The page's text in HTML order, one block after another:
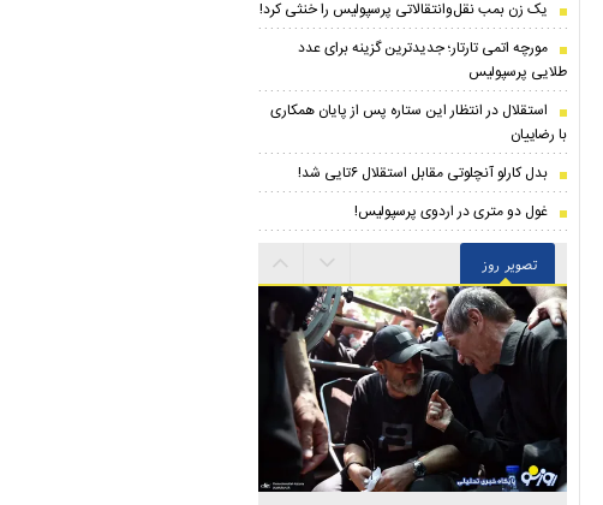
یک زن بمب نقل‌وانتقالاتی پرسپولیس را خنثی کرد!
مورچه اتمی تارتار؛ جدیدترین گزینه برای عدد
طلایی پرسپولیس
استقلال در انتظار این ستاره پس از پایان همکاری
با رضاییان
بدل کارلو آنچلوتی مقابل استقلال ۶تایی شد!
غول دو متری در اردوی پرسپولیس!
تصویر روز